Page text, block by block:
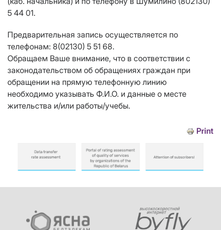
5 44 01.
Предварительная запись осуществляется по
телефонам: 8(02130) 5 51 68.
Обращаем Ваше внимание, что в соответствии с
законодательством об обращениях граждан при
обращении на прямую телефонную линию
необходимо указывать Ф.И.О. и данные о месте
жительства и/или работы/учебы.
Print